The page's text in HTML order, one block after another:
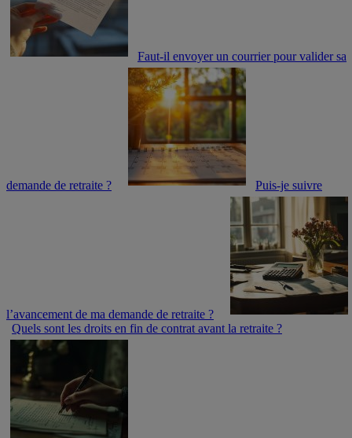
Faut-il envoyer un courrier pour valider sa
demande de retraite ? Puis-je suivre
l’avancement de ma demande de retraite ?
Quels sont les droits en fin de contrat avant la retraite ?